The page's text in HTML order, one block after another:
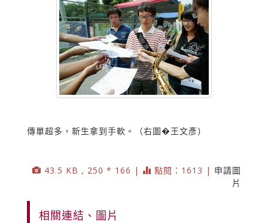
傳單超多，新生拿到手軟。（右圖�王文彥）
43.5 KB , 250 * 166 | 點閱：1613 | 申請圖
片
相關連結、圖片